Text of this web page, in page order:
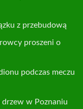
z przebudową
proszeni o
podczas meczu
drzew w Poznaniu